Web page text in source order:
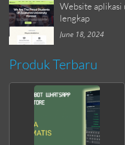
Website aplikasi
lengkap
June 18, 2024
Produk Terbaru